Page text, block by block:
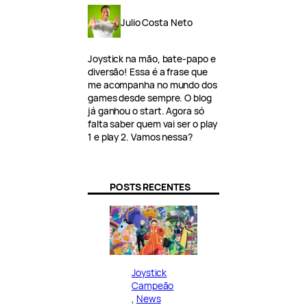
Julio Costa Neto
Joystick na mão, bate-papo e
diversão! Essa é a frase que
me acompanha no mundo dos
games desde sempre. O blog
já ganhou o start. Agora só
falta saber quem vai ser o play
1 e play 2. Vamos nessa?
POSTS RECENTES
Joystick
Campeão
News